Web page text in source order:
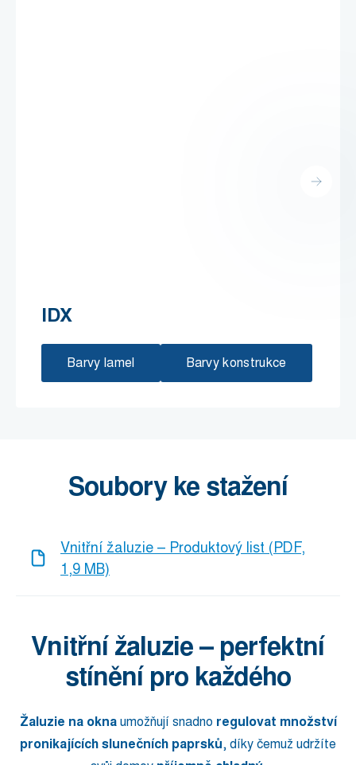
IDX
Barvy lamel Barvy konstrukce
Soubory ke stažení
Vnitřní žaluzie – Produktový list (PDF,
1,9 MB)
Vnitřní žaluzie – perfektní
stínění pro každého
Žaluzie na oknaumožňují snadno regulovat množství
pronikajících slunečních paprsků, díky čemuž udržíte